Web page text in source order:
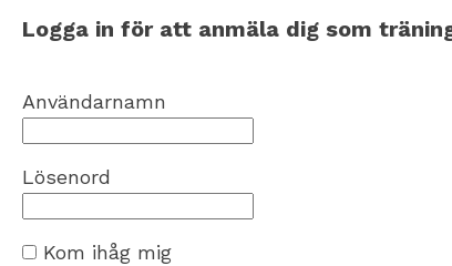
Logga in för att anmäla dig som
Användarnamn
Lösenord
Kom ihåg mig